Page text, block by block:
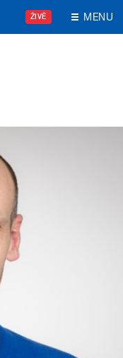
ŽIVĚ MENU